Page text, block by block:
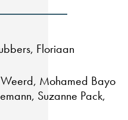
Floriaan
Mohamed Bayo
Suzanne Pack,